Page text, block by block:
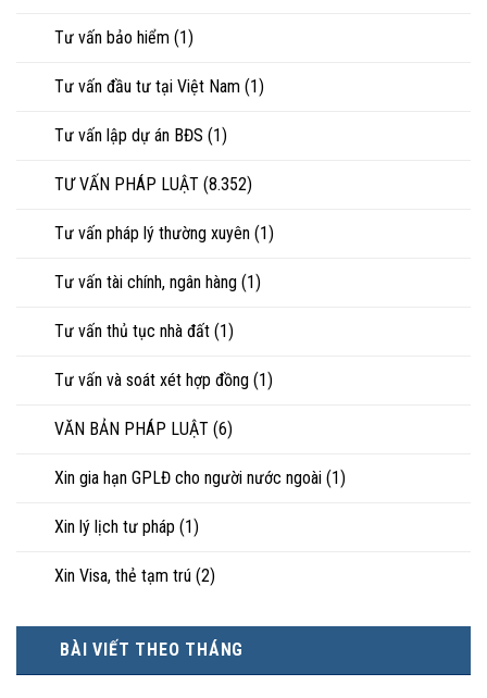
Tư vấn bảo hiểm (1)
Tư vấn đầu tư tại Việt Nam (1)
Tư vấn lập dự án BĐS (1)
TƯ VẤN PHÁP LUẬT (8.352)
Tư vấn pháp lý thường xuyên (1)
Tư vấn tài chính, ngân hàng (1)
Tư vấn thủ tục nhà đất (1)
Tư vấn và soát xét hợp đồng (1)
VĂN BẢN PHÁP LUẬT (6)
Xin gia hạn GPLĐ cho người nước ngoài (1)
Xin lý lịch tư pháp (1)
Xin Visa, thẻ tạm trú (2)
BÀI VIẾT THEO THÁNG